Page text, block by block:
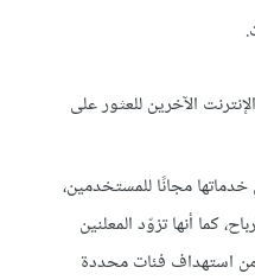
الآخرين للعثور على
مجانًا للمستخدمين،
كما أنها تزوّد المعلنين
من استهداف فئات محددة